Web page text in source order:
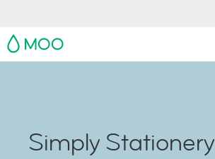
MOO
Simply Stationery